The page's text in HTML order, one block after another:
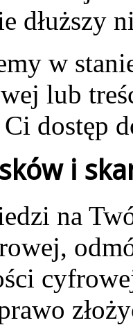
dłuższy
w
lub
dostęp
i
na